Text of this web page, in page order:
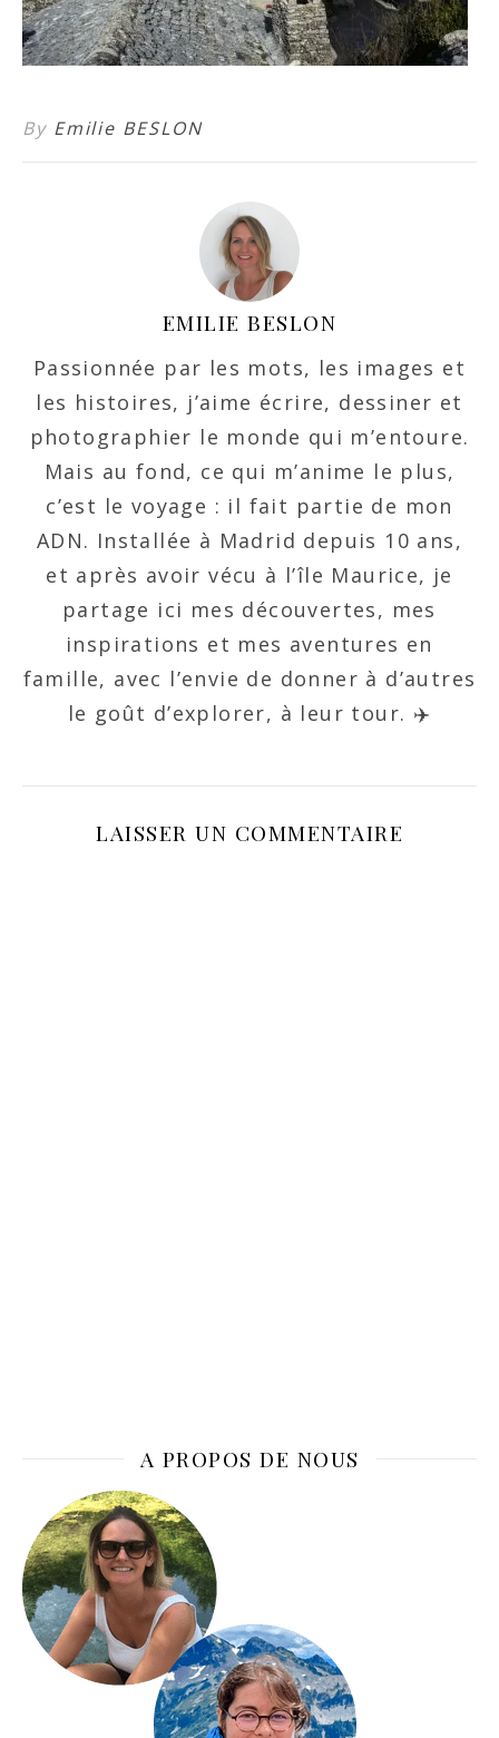
By Emilie BESLON
EMILIE BESLON
Passionnée par les mots, les images et
les histoires, j’aime écrire, dessiner et
photographier le monde qui m’entoure.
Mais au fond, ce qui m’anime le plus,
c’est le voyage : il fait partie de mon
ADN. Installée à Madrid depuis 10 ans,
et après avoir vécu à l’île Maurice, je
partage ici mes découvertes, mes
inspirations et mes aventures en
famille, avec l’envie de donner à d’autres
le goût d’explorer, à leur tour. ✈️
LAISSER UN COMMENTAIRE
A PROPOS DE NOUS